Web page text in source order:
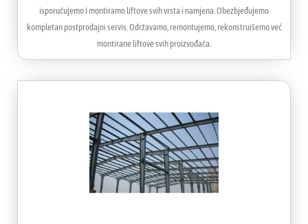
isporučujemo i montiramo liftove svih vrsta i namjena. Obezbjeđujemo
kompletan postprodajni servis. Održavamo, remontujemo, rekonstruišemo već
montirane liftove svih proizvođača.